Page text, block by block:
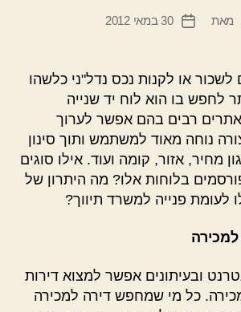
מאת
תאריך
30 במאי 2012
או לקנות נכס נדל"ני כלשהו
לחפש בו הוא לוח יד שנייה
רבים בהם אפשר לערוך
נוחה מאוד למשתמש ותוך סינון
מחיר, אזור, קומה ועוד. אילו סוגים
בלוחות אלו? מה היתרון של
לעומת פנייה למשרד תיווך?
יד 2 באינטרנט ובעיתונים אפשר למצוא דירות
כל מי שמחפש דירה למכירה